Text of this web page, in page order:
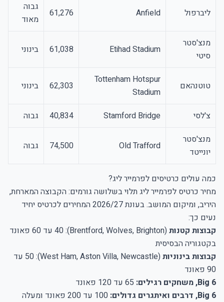
ליברפול Anfield
61,276
גבוה
מאוד
מנצ'סטר
סיטי
Etihad Stadium
61,038 בינוני
טוטנהאם
Tottenham Hotspur
Stadium
62,303 בינוני
צ'לסי Stamford Bridge
40,834
גבוה
מנצ'סטר
יונייטד
Old Trafford
74,500 גבוה
כמה עולים כרטיסים לפרמייר ליג?
מחיר כרטיס לפרמייר ליג תלוי בשלושה גורמים: הקבוצה המארחת,
היריב, ומיקום המושב. בעונת 2026/27 המחירים לכרטיס יחיד
נעים כך:
קבוצות קטנות
(Brentford, Wolves, Brighton): 40 עד 60 פאונד
בקטגוריה הבסיסית
קבוצות בינוניות
(West Ham, Aston Villa, Newcastle): 50 עד
90 פאונד
Big 6, משחקים רגילים:
Big 6, דרבים ואיתגרים גדולים: